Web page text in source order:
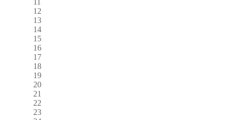
12
13
14
15
16
17
18
19
20
21
22
23